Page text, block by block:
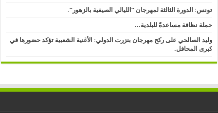
تونس: الدورة الثالثة لمهرجان “الليالي الصيفية بالزهور”.
حملة نظافة مساعدةً للبلدية…
وليد الصالحي على ركح مهرجان بنزرت الدولي: الأغنية الشعبية تؤكد حضورها في
كبرى المحافل.